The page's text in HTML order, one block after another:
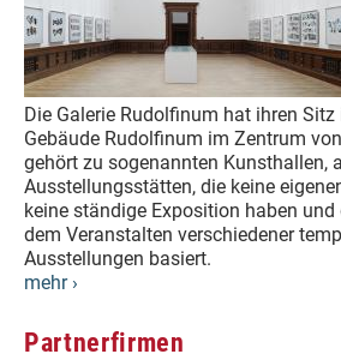
Die Galerie Rudolfinum hat ihren
Gebäude Rudolfinum im Zentrum
gehört zu sogenannten Kunsthallen,
Ausstellungsstätten, die keine
keine ständige Exposition haben
dem Veranstalten verschiedener
Ausstellungen basiert.
mehr ›
Partnerfirmen